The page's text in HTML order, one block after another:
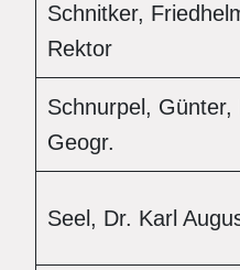
Schnitker,
Rektor
Schnurpel, Günter,
Geogr.
Seel, Dr. Karl